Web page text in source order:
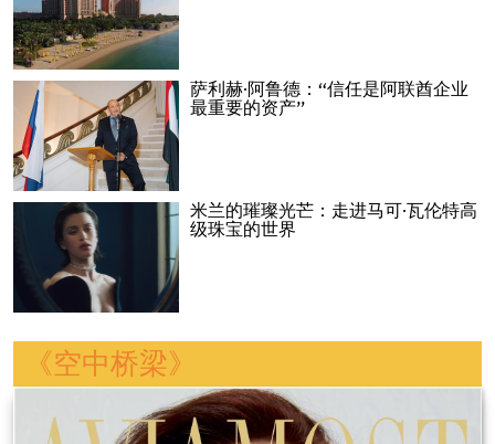
萨利赫·阿鲁德：“信任是阿联酋企业
最重要的资产”
米兰的璀璨光芒：走进马可·瓦伦特高
级珠宝的世界
《空中桥梁》